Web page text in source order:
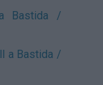
Bastida /
a Bastida /